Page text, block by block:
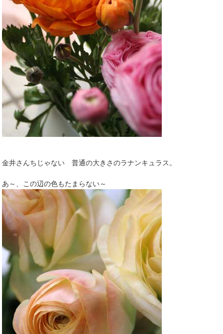
金井さんちじゃない 普通の大きさのラナンキュラス。
あ～、この辺の色もたまらない～